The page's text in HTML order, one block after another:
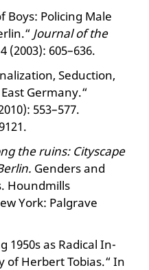
Boys: Policing Male
Journal of the
(2003): 605–636.
Seduction,
Germany.“
553–577.
the ruins: Cityscape
Genders and
Houndmills
York: Palgrave
1950s as Radical In-
of Herbert Tobias.“ In